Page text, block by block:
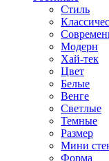
Стиль
Модерн
Хай-тек
Цвет
Белые
Венге
Светлые
Темные
Размер
Мини
Форма